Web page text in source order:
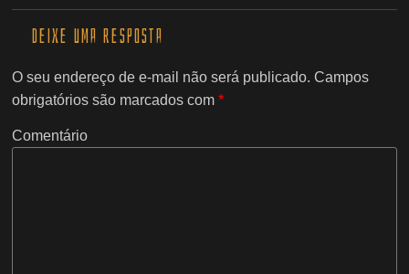
Deixe uma resposta
O seu endereço de e-mail não será publicado. Campos
obrigatórios são marcados com*
Comentário